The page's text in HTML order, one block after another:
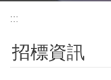
:::
招標資訊